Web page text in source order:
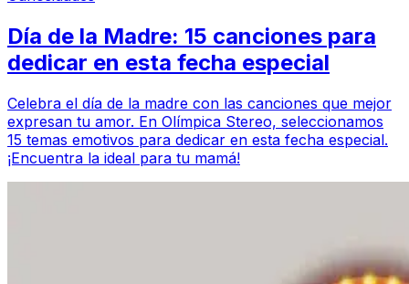
Día de la Madre: 15 canciones para
dedicar en esta fecha especial
Celebra el día de la madre con las canciones que mejor
expresan tu amor. En Olímpica Stereo, seleccionamos
15 temas emotivos para dedicar en esta fecha especial.
¡Encuentra la ideal para tu mamá!